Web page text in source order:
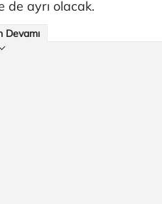
de ayrı olacak.
Devamı